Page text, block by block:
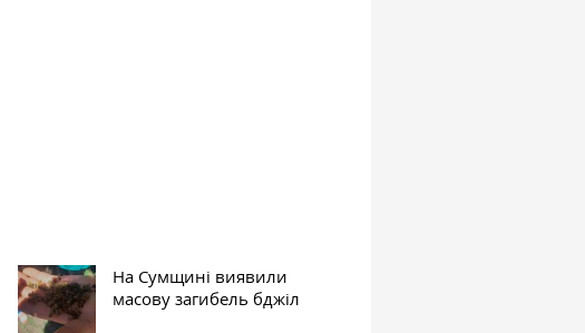
На Сумщині виявили
масову загибель бджіл